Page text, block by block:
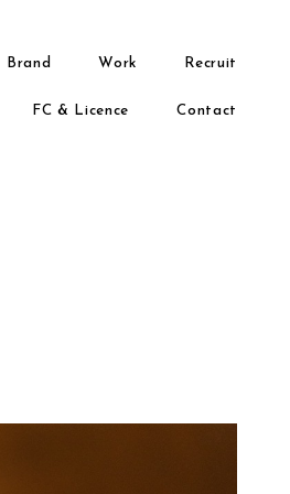
Brand Work Recruit
FC & Licence Contact